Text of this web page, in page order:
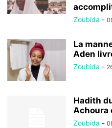
Zoubida -
La
Aden
Zoubida -
Hadith
Achoura
Zoubida -